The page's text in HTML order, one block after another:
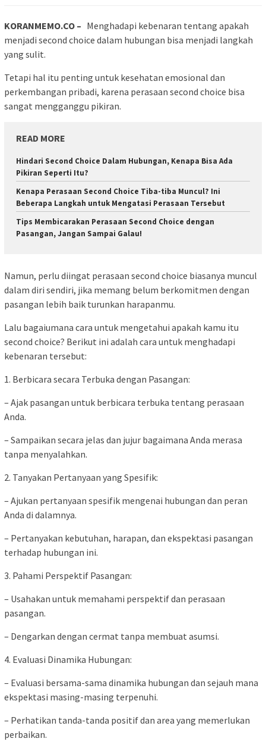
KORANMEMO.CO – Menghadapi kebenaran tentang apakah
menjadi second choice dalam hubungan bisa menjadi langkah
yang sulit.
Tetapi hal itu penting untuk kesehatan emosional dan
perkembangan pribadi, karena perasaan second choice bisa
sangat mengganggu pikiran.
READ MORE
Hindari Second Choice Dalam Hubungan, Kenapa Bisa Ada
Pikiran Seperti Itu?
Kenapa Perasaan Second Choice Tiba-tiba Muncul? Ini
Beberapa Langkah untuk Mengatasi Perasaan Tersebut
Tips Membicarakan Perasaan Second Choice dengan
Pasangan, Jangan Sampai Galau!
Namun, perlu diingat perasaan second choice biasanya muncul
dalam diri sendiri, jika memang belum berkomitmen dengan
pasangan lebih baik turunkan harapanmu.
Lalu bagaiumana cara untuk mengetahui apakah kamu itu
second choice? Berikut ini adalah cara untuk menghadapi
kebenaran tersebut:
1. Berbicara secara Terbuka dengan Pasangan:
– Ajak pasangan untuk berbicara terbuka tentang perasaan
Anda.
– Sampaikan secara jelas dan jujur bagaimana Anda merasa
tanpa menyalahkan.
2. Tanyakan Pertanyaan yang Spesifik:
– Ajukan pertanyaan spesifik mengenai hubungan dan peran
Anda di dalamnya.
– Pertanyakan kebutuhan, harapan, dan ekspektasi pasangan
terhadap hubungan ini.
3. Pahami Perspektif Pasangan:
– Usahakan untuk memahami perspektif dan perasaan
pasangan.
– Dengarkan dengan cermat tanpa membuat asumsi.
4. Evaluasi Dinamika Hubungan:
– Evaluasi bersama-sama dinamika hubungan dan sejauh mana
ekspektasi masing-masing terpenuhi.
– Perhatikan tanda-tanda positif dan area yang memerlukan
perbaikan.